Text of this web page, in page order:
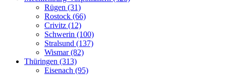
Rügen (31)
Rostock (66)
Crivitz (12)
Schwerin (100)
Stralsund (137)
Wismar (82)
Thüringen (313)
Eisenach (95)